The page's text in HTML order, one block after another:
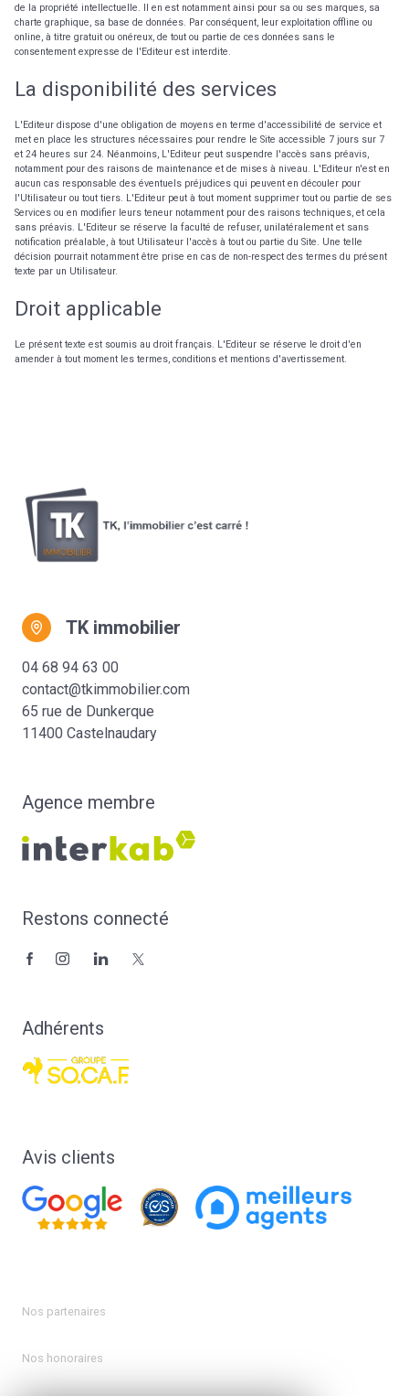
de la propriété intellectuelle. Il en est notamment ainsi pour sa ou ses marques, sa
charte graphique, sa base de données. Par conséquent, leur exploitation offline ou
online, à titre gratuit ou onéreux, de tout ou partie de ces données sans le
consentement expresse de l'Editeur est interdite.
La disponibilité des services
L'Editeur dispose d'une obligation de moyens en terme d'accessibilité de service et
met en place les structures nécessaires pour rendre le Site accessible 7 jours sur 7
et 24 heures sur 24. Néanmoins, L'Editeur peut suspendre l'accès sans préavis,
notamment pour des raisons de maintenance et de mises à niveau. L'Editeur n'est en
aucun cas responsable des éventuels préjudices qui peuvent en découler pour
l'Utilisateur ou tout tiers. L'Editeur peut à tout moment supprimer tout ou partie de ses
Services ou en modifier leurs teneur notamment pour des raisons techniques, et cela
sans préavis. L'Editeur se réserve la faculté de refuser, unilatéralement et sans
notification préalable, à tout Utilisateur l'accès à tout ou partie du Site. Une telle
décision pourrait notamment être prise en cas de non-respect des termes du présent
texte par un Utilisateur.
Droit applicable
Le présent texte est soumis au droit français. L'Editeur se réserve le droit d'en
amender à tout moment les termes, conditions et mentions d'avertissement.
TK immobilier
04 68 94 63 00
contact@tkimmobilier.com
65 rue de Dunkerque
11400 Castelnaudary
Agence membre
Restons connecté
Adhérents
Avis clients
Nos partenaires
Nos honoraires